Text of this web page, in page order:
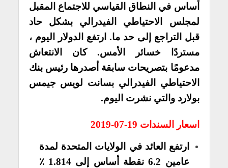
أساس في النطاق القياسي للاجتماع المقبل
لمجلس الاحتياطي الفيدرالي بشكل حاد
قبل التراجع إلى حد ما. ارتفع الدولار اليوم ،
مستردًا خسائر الأمس. كان الانتعاش
مدعومًا بتصريحات سابقة أصدرها رئيس بنك
الاحتياطي الفيدرالي بسانت لويس جيمس
بولارد والتي نشرت اليوم.
اسعار السندات 19-07-2019
ارتفع العائد في الولايات المتحدة لمدة
عامين 6.2 نقطة أساس إلى 1.814 ٪